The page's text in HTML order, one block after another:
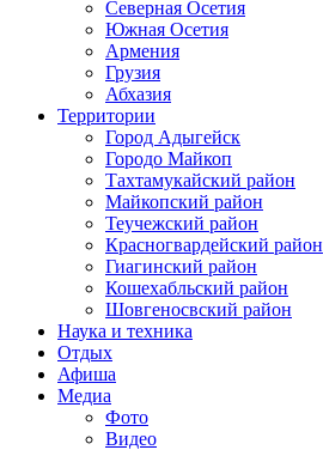
Северная Осетия
Южная Осетия
Армения
Грузия
Абхазия
Территории
Город Адыгейск
Городо Майкоп
Тахтамукайский район
Майкопский район
Теучежский район
Красногвардейский район
Гиагинский район
Кошехабльский район
Шовгеносвский район
Наука и техника
Отдых
Афиша
Медиа
Фото
Видео